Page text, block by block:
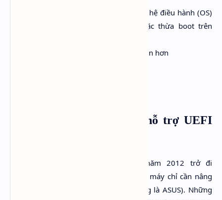
Xóa an toàn và nhanh chóng một hệ điều hành (OS)
mà không gây lỗi mất boot hoặc thừa boot trên
Quản lý boot giữa các OS thuận tiện hơn
Làm sao biết máy tôi có hỗ trợ UEFI
Thường thì các máy sản xuất từ năm 2012 trở đi
mainboard đều đã hỗ trợ UEFI, một số máy chỉ cần nâng
cấp BIOS là có hỗ trợ cho UEFI (thường là ASUS). Những